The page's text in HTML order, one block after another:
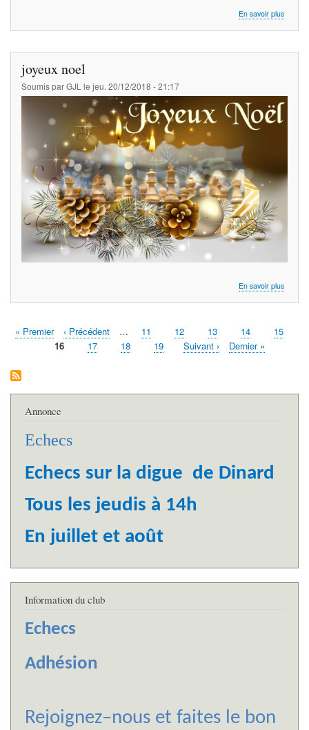
En savoir plussur
joyeux noel
Soumis parGJL le jeu. 20/12/2018 - 21:17
En savoir plussur
Pagination
Première
« Premier
Page
précédente
‹ Précédent … Page
11 Page
12 Page
13 Page
14 Page
15
Page
16 Page
17 Page
18 Page
19
Page
Suivant ›
Dernière
Dernier »
Annonce
Echecs
Echecs sur la digue de Dinard
Tous les jeudis à 14h
En juillet et août
Information du club
Echecs
Adhésion
Rejoignez–nous et faites le bon